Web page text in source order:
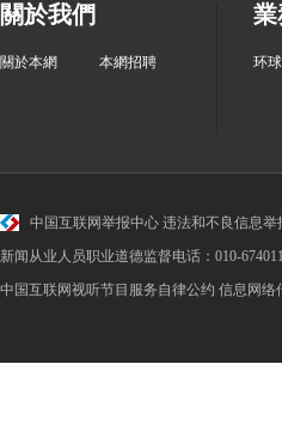
關於我們
關於本網 本網招聘
業
环
中国互联网举报中心 违法和不良信息举
新闻从业人员职业道德监督电话：010-
中国互联网视听节目服务自律公约 信息网络